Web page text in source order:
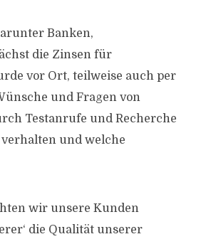
Banken,
die Zinsen für
vor Ort, teilweise auch per
und Fragen von
Testanrufe und Recherche
und welche
wir unsere Kunden
die Qualität unserer